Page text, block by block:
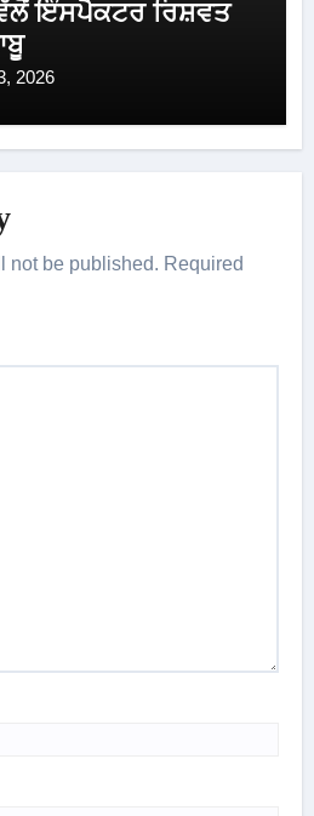
ਇੰਸਪੈਕਟਰ ਰਿਸ਼ਵਤ
2026
not be published. Required